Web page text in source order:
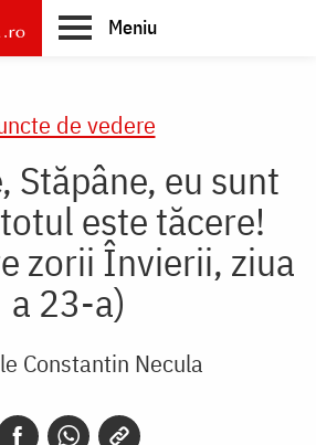
Meniu
de vedere
Stăpâne, eu sunt
este tăcere!
zorii Învierii, ziua
a 23-a)
Constantin Necula